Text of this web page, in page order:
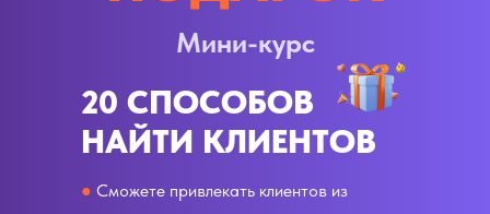
20 СПОСОБОВ
НАЙТИ КЛИЕНТОВ
● Сможете привлекать клиентов из
Мини-курс